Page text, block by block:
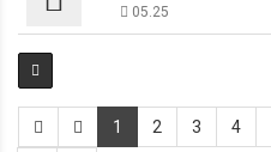
05.25
1 2 3 4